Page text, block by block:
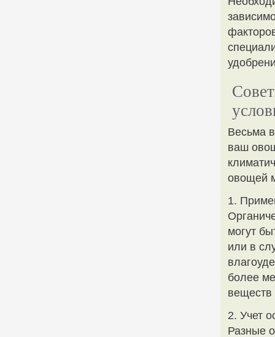
Весьма
ваш
овощей
1.
могут
или в
более
веществ
2. Учет
Разные